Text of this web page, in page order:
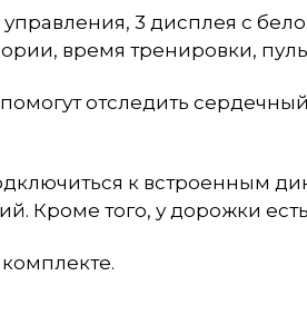
3 дисплея с
время тренировки,
отследить
к встроенным
Кроме того, у дорожки